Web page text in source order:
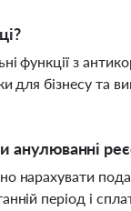
функції з
для бізнесу та
нарахувати
період і